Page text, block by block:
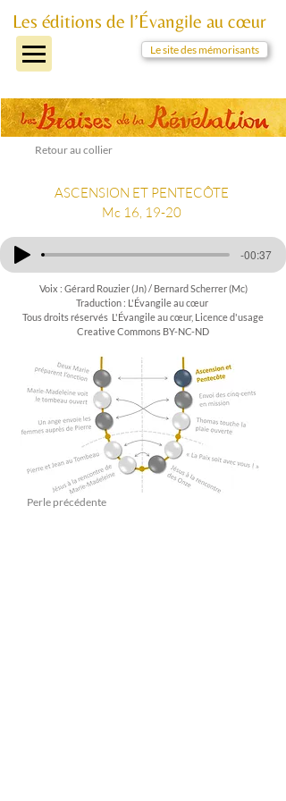
Les éditions de l’Évangile au cœur
Le site des mémorisants
Retour au collier
ASCENSION ET PENTECÔTE
Mc 16, 19-20
-00:37
Perle précédente
Voix : Gérard Rouzier (Jn) / Bernard Scherrer (Mc)
Traduction : L'Évangile au cœur
Tous droits réservés L'Évangile au cœur, Licence d'usage
Creative Commons BY-NC-ND